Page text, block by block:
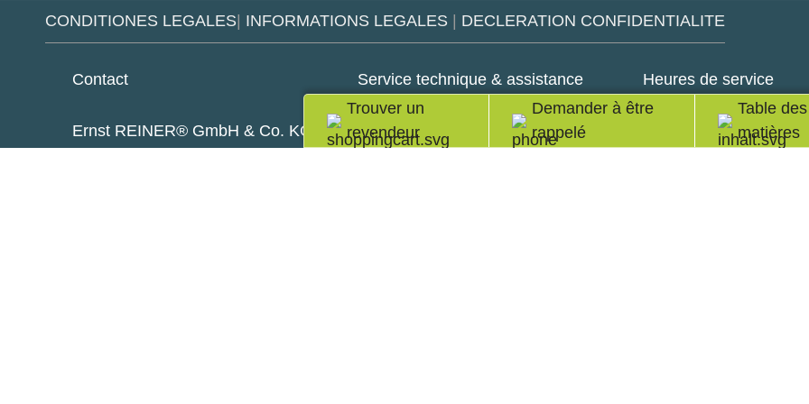
CONDITIONES LEGALES INFORMATIONS LEGALES DECLERATION CONFIDENTIALITE
Contact
Ernst REINER® GmbH & Co. KG
Service technique & assistance
+49 7723 657-388
Heures de service
Lundi - Vendredi:
Trouver un
revendeur
Demander à être
rappelé
Table des
matières